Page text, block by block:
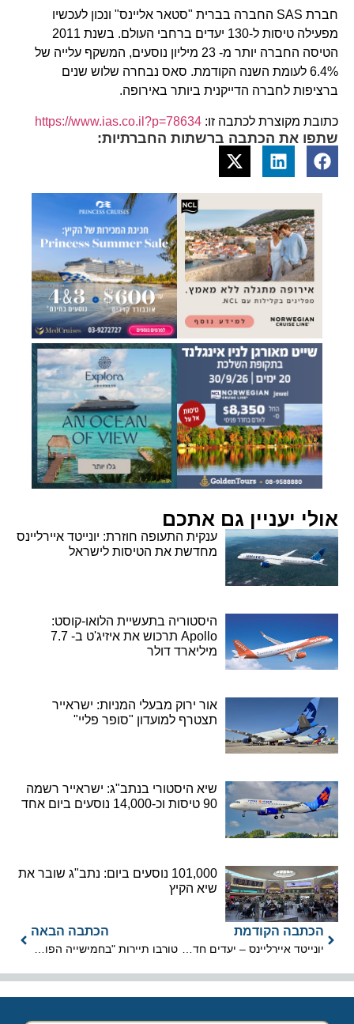
חברת SAS החברה בברית "סטאר אליינס" ונכון לעכשיו
מפעילה טיסות ל-130 יעדים ברחבי העולם. בשנת 2011
הטיסה החברה יותר מ- 23 מיליון נוסעים, המשקף עלייה של
6.4% לעומת השנה הקודמת. סאס נבחרה שלוש שנים
ברציפות לחברה הדייקנית ביותר באירופה.
כתובת מקוצרת לכתבה זו: https://www.ias.co.il?p=78634
שתפו את הכתבה ברשתות החברתיות:
אולי יעניין גם אתכם
ענקית התעופה חוזרת: יונייטד איירליינס
מחדשת את הטיסות לישראל
היסטוריה בתעשיית הלואו-קוסט:
Apollo תרכוש את איזיג'ט ב- 7.7
מיליארד דולר
אור ירוק מבעלי המניות: ישראייר
תצטרף למועדון "סופר פליי"
שיא היסטורי בנתב"ג: ישראייר רשמה
90 טיסות וכ-14,000 נוסעים ביום אחד
101,000 נוסעים ביום: נתב"ג שובר את
שיא הקיץ
הכתבה הקודמת
יונייטד איירליינס – יעדים חדשים באביב 2013
הכתבה הבאה
טורבו תיירות "בחמישייה הפותחת"